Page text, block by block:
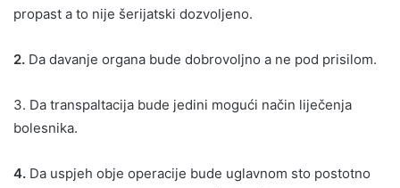
propast a to nije šerijatski dozvoljeno.
2. Da davanje organa bude dobrovoljno a ne pod prisilom.
3. Da transpaltacija bude jedini mogući način liječenja
bolesnika.
4. Da uspjeh obje operacije bude uglavnom sto postotno